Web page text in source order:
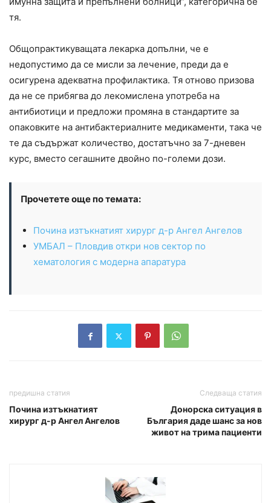
тя.
Общопрактикуващата лекарка допълни, че е
недопустимо да се мисли за лечение, преди да е
осигурена адекватна профилактика. Тя отново призова
да не се прибягва до лекомислена употреба на
антибиотици и предложи промяна в стандартите за
опаковките на антибактериалните медикаменти, така че
те да съдържат количество, достатъчно за 7-дневен
курс, вместо сегашните двойно по-големи дози.
Прочетете още по темата:
Почина изтъкнатият хирург д-р Ангел Ангелов
УМБАЛ – Пловдив откри нов сектор по
хематология с модерна апаратура
предишна статия
Почина изтъкнатият
хирург д-р Ангел Ангелов
Следваща статия
Донорска ситуация в
България даде шанс за нов
живот на трима пациенти